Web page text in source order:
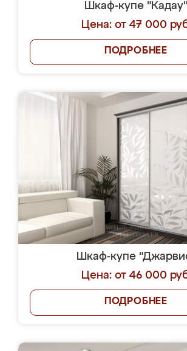
Шкаф-купе "Кадау"
Цена: от 47 000
ПОДРОБНЕЕ
Шкаф-купе
Цена: от 46 000
ПОДРОБНЕЕ